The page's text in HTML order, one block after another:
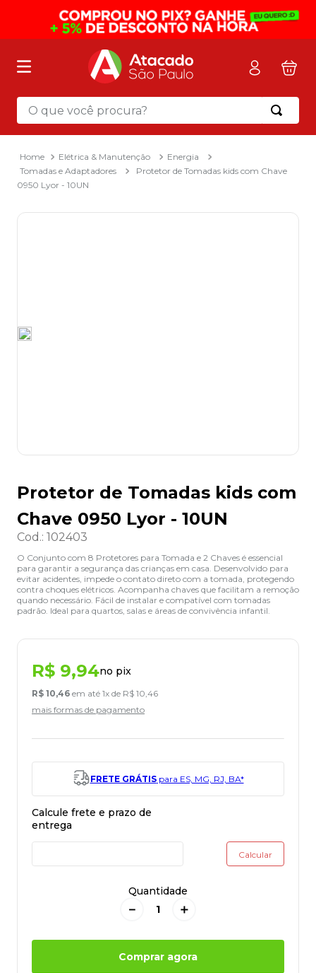
O que você procura?
Elétrica & Manutenção
Energia
Tomadas e Adaptadores
Protetor de Tomadas kids com Chave
0950 Lyor - 10UN
Protetor de Tomadas kids com
Chave 0950 Lyor - 10UN
Cod.: 102403
O Conjunto com 8 Protetores para Tomada e 2 Chaves é essencial
para garantir a segurança das crianças em casa. Desenvolvido para
evitar acidentes, impede o contato direto com a tomada, protegendo
contra choques elétricos. Acompanha chaves que facilitam a remoção
quando necessário. Fácil de instalar e compatível com tomadas
padrão. Ideal para quartos, salas e áreas de convivência infantil.
R$ 9,94no pix
R$ 10,46 em até 1x de R$ 10,46
mais formas de pagamento
FRETE GRÁTISpara ES, MG, RJ, BA*
Quantidade
＋
－
Comprar agora
Termos mais buscados
mochila
2º sacola
8